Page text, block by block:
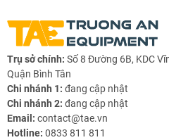
- Dòng điện ngõ ra: 2A - 10A
- Cấp nguồn bằng dây hoặc
- Domino cặp nối dây cho xi
- Chất liệu vỏ: nhựa
Trụ sở chính: Số 8 Đường 6B, KDC
Quận Bình Tân
Chi nhánh 1: đang cập nhật
Chi nhánh 2: đang cập nhật
Email: contact@tae.vn
Hotline: 0833 811 811